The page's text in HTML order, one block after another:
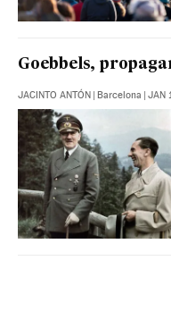
Goebbels,
JACINTO ANTÓN | Barcelona | JAN